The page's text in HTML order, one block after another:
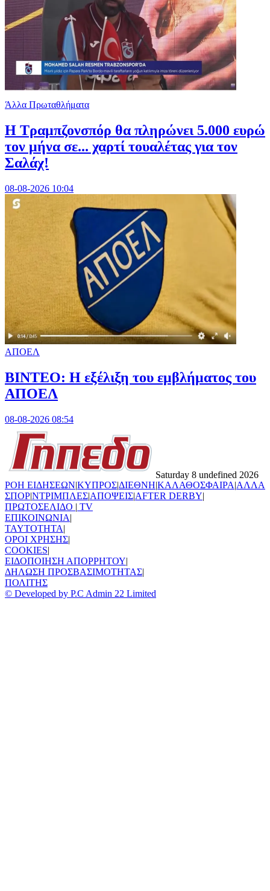
Άλλα Πρωταθλήματα
Η Τραμπζονσπόρ θα πληρώνει 5.000 ευρώ
τον μήνα σε... χαρτί τουαλέτας για τον
Σαλάχ!
08-08-2026 10:04
ΑΠΟΕΛ
ΒΙΝΤΕΟ: Η εξέλιξη του εμβλήματος του
ΑΠΟΕΛ
08-08-2026 08:54
Saturday 8 undefined 2026
ΡΟΗ ΕΙΔΗΣΕΩΝ|ΚΥΠΡΟΣ|ΔΙΕΘΝΗ|ΚΑΛΑΘΟΣΦΑΙΡΑ|ΑΛΛΑ
ΣΠΟΡ|ΝΤΡΙΜΠΛΕΣ|ΑΠΟΨΕΙΣ|AFTER DERBY|
ΠΡΩΤΟΣΕΛΙΔΟ | TV
ΕΠΙΚΟΙΝΩΝΙΑ|
TAYTOTHTA|
ΟΡΟΙ ΧΡΗΣΗΣ|
COOKIES|
ΕΙΔΟΠΟΙΗΣΗ ΑΠΟΡΡΗΤΟΥ|
ΔΗΛΩΣΗ ΠΡΟΣΒΑΣΙΜΟΤΗΤΑΣ|
ΠΟΛΙΤΗΣ
© Developed by P.C Admin 22 Limited